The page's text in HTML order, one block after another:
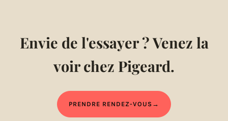
Envie de l'essayer ? Venez la
voir chez Pigeard.
PRENDRE RENDEZ-VOUS →